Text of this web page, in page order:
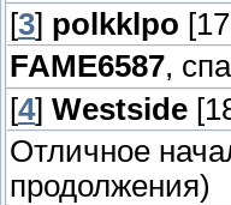
[3] polkklpo
FAME6587,
[4] Westside
Отличное
продолжения)